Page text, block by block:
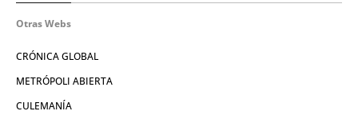
Otras Webs
CRÓNICA GLOBAL
METRÓPOLI ABIERTA
CULEMANÍA